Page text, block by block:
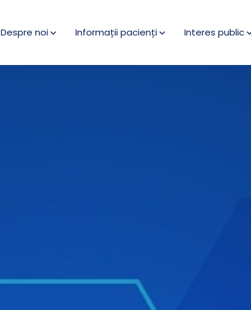
Despre noi Informații pacienți Interes public